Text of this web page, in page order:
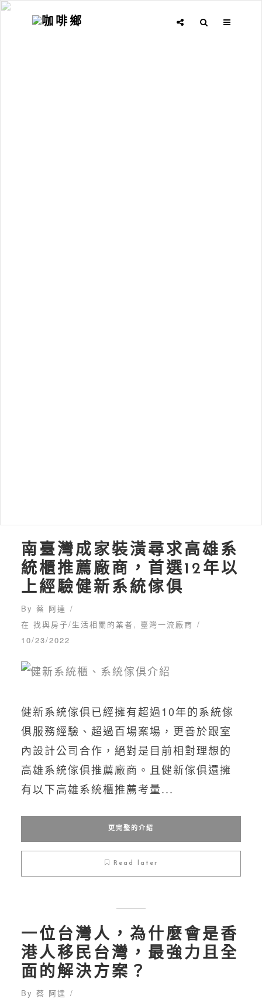
南臺灣成家裝潢尋求高雄系
統櫃推薦廠商，首選12年以
上經驗健新系統傢俱
By 蔡 阿達
在 找與房子/生活相關的業者, 臺灣一流廠商
10/23/2022
健新系統傢俱已經擁有超過10年的系統傢
俱服務經驗、超過百場案場，更善於跟室
內設計公司合作，絕對是目前相對理想的
高雄系統傢俱推薦廠商。且健新傢俱還擁
有以下高雄系統櫃推薦考量...
更完整的介紹
Read later
一位台灣人，為什麼會是香
港人移民台灣，最強力且全
面的解決方案？
By 蔡 阿達